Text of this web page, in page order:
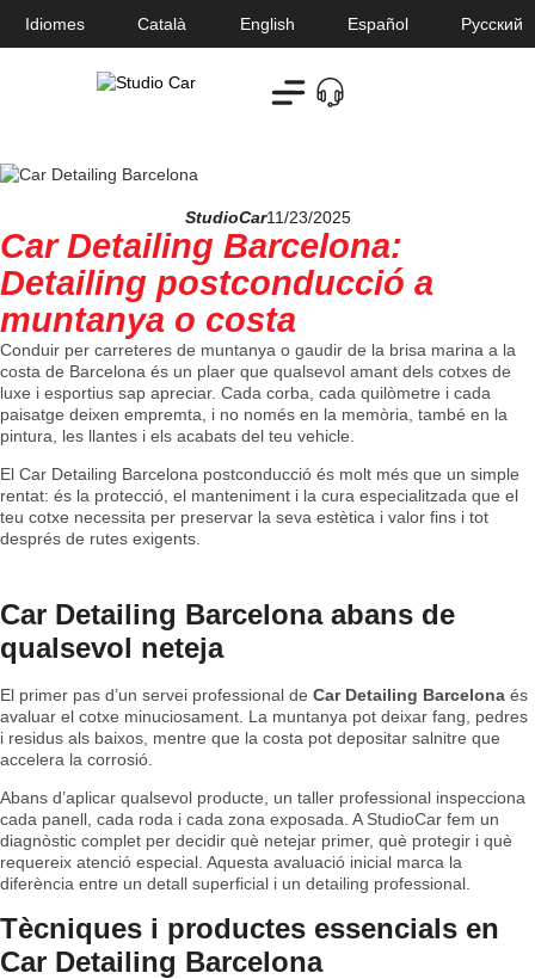
Idiomes Català English Español Русский
StudioCar11/23/2025
Car Detailing Barcelona:
Detailing postconducció a
muntanya o costa
Conduir per carreteres de muntanya o gaudir de la brisa marina a la
costa de Barcelona és un plaer que qualsevol amant dels cotxes de
luxe i esportius sap apreciar. Cada corba, cada quilòmetre i cada
paisatge deixen empremta, i no només en la memòria, també en la
pintura, les llantes i els acabats del teu vehicle.
El Car Detailing Barcelona postconducció és molt més que un simple
rentat: és la protecció, el manteniment i la cura especialitzada que el
teu cotxe necessita per preservar la seva estètica i valor fins i tot
després de rutes exigents.
Car Detailing Barcelona abans de
qualsevol neteja
El primer pas d’un servei professional de Car Detailing Barcelona és
avaluar el cotxe minuciosament. La muntanya pot deixar fang, pedres
i residus als baixos, mentre que la costa pot depositar salnitre que
accelera la corrosió.
Abans d’aplicar qualsevol producte, un taller professional inspecciona
cada panell, cada roda i cada zona exposada. A StudioCar fem un
diagnòstic complet per decidir què netejar primer, què protegir i què
requereix atenció especial. Aquesta avaluació inicial marca la
diferència entre un detall superficial i un detailing professional.
Tècniques i productes essencials en
Car Detailing Barcelona